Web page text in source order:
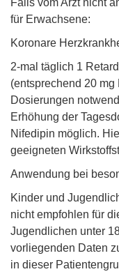
Falls vom Arzt nicht
für Erwachsene:
Koronare
2-mal täglich 1
(entsprechend 20
Dosierungen
Erhöhung der
Nifedipin möglich.
geeigneten
Anwendung bei
Kinder und
nicht empfohlen für
Jugendlichen unter
vorliegenden Daten
in dieser